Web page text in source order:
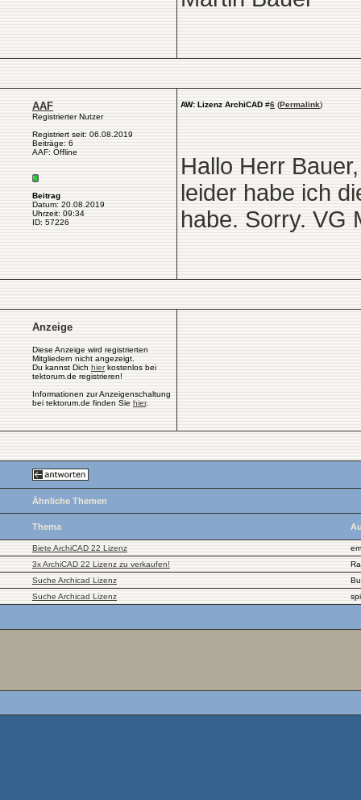
AAF
Registrierter Nutzer
Registriert seit: 06.08.2019
Beiträge: 6
AAF: Offline
Beitrag
Datum: 20.08.2019
Uhrzeit: 09:34
ID: 57226
AW: Lizenz ArchiCAD #6 (Permalink)
Hallo Herr Bauer,
leider habe ich
habe. Sorry. VG
Anzeige
Diese Anzeige wird registrierten
Mitgliedern nicht angezeigt.
Du kannst Dich hierkostenlos bei
tektorum.de registrieren!
Informationen zur Anzeigenschaltung
bei tektorum.de finden Sie hier.
Ähnliche Themen
Thema
Biete ArchiCAD 22 Lizenz
3x ArchiCAD 22 Lizenz zu verkaufen!
Suche Archicad Lizenz
Suche Archicad Lizenz